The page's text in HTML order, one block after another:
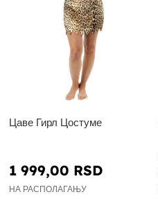
Цаве Гирл Цостуме
1 999,00 RSD
НА РАСПОЛАГАЊУ